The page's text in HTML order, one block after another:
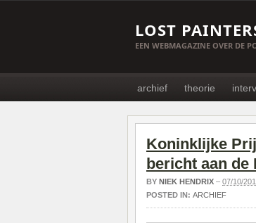
LOST
EEN WEBMAGAZINE OVER DE
archief theorie
Koninklijke
bericht aan de
BY NIEK HENDRIX – 07/10/
POSTED IN: ARCHIEF